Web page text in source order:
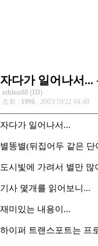
자다가 일어나서...
athlon88 (ID)
조회 : 1996 , 2003/10/22 04:49
자다가 일어나서...
별똥별(뒤집어두 같은 단
도시빛에 가려서 별만 많
기사 몇개를 읽어보니...
재미있는 내용이...
하이퍼 트랜스포트는 프